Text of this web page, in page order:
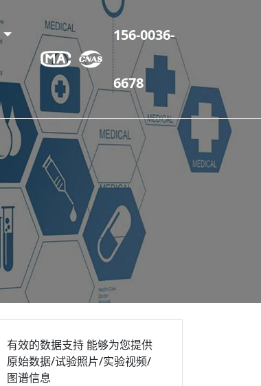
156-0036-
6678
有效的数据支持 能够为您提供
原始数据/试验照片/实验视频/
图谱信息